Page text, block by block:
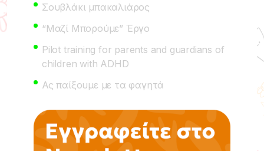
Σουβλάκι μπακαλιάρος
“Μαζί Μπορούμε” Έργο
Pilot training for parents and guardians of
children with ADHD
Ας παίξουμε με τα φαγητά